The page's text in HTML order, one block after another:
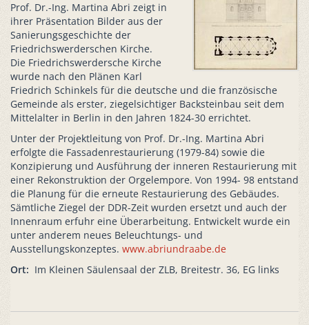
Prof. Dr.-Ing. Martina Abri zeigt in
ihrer Präsentation Bilder aus der
Sanierungsgeschichte der
Friedrichswerderschen Kirche.
Die Friedrichswerdersche Kirche
wurde nach den Plänen Karl
Friedrich Schinkels für die deutsche und die französische
Gemeinde als erster, ziegelsichtiger Backsteinbau seit dem
Mittelalter in Berlin in den Jahren 1824-30 errichtet.
Unter der Projektleitung von Prof. Dr.-Ing. Martina Abri
erfolgte die Fassadenrestaurierung (1979-84) sowie die
Konzipierung und Ausführung der inneren Restaurierung mit
einer Rekonstruktion der Orgelempore. Von 1994- 98 entstand
die Planung für die erneute Restaurierung des Gebäudes.
Sämtliche Ziegel der DDR-Zeit wurden ersetzt und auch der
Innenraum erfuhr eine Überarbeitung. Entwickelt wurde ein
unter anderem neues Beleuchtungs- und
Ausstellungskonzeptes. www.abriundraabe.de
Ort: Im Kleinen Säulensaal der ZLB, Breitestr. 36, EG links